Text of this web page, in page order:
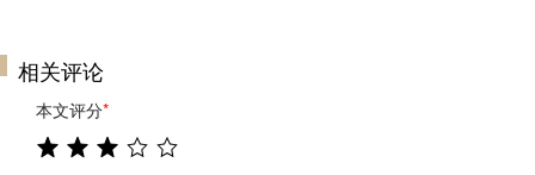
相关评论
本文评分*